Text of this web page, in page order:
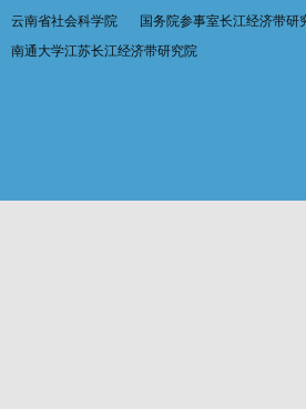
云南省社会科学院
国务院参事室长江经济带研
南通大学江苏长江经济带研究院